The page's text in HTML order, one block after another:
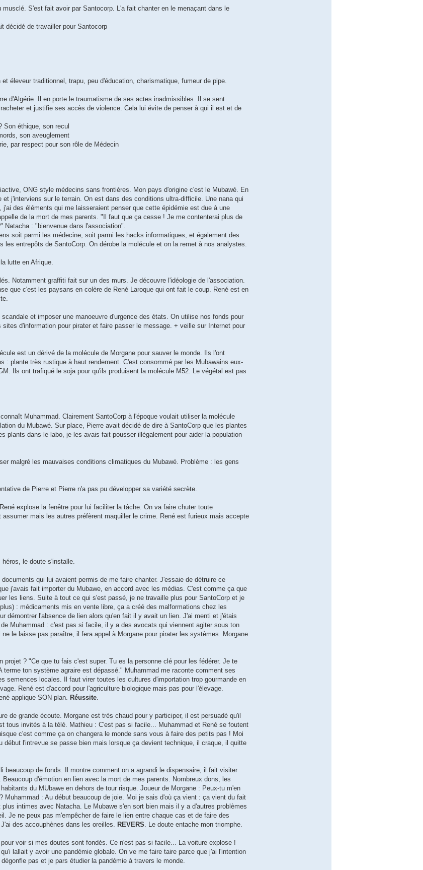
S'est fait avoir par Santocorp. L'a fait chanter en le menaçant dans le
décidé de travailler pour Santocorp
éleveur traditionnel, trapu, peu d'éducation, charismatique, fumeur de pipe.
d'Algérie. Il en porte le traumatisme de ses actes inadmissibles. Il se sent
et justifie ses accès de violence. Cela lui évite de penser à qui il est et de
Son éthique, son recul
son aveuglement
par respect pour son rôle de Médecin
ONG style médecins sans frontières. Mon pays d'origine c'est le Mubawé. En
j'interviens sur le terrain. On est dans des conditions ultra-difficile. Une nana qui
des éléments qui me laisseraient penser que cette épidémie est due à une
de la mort de mes parents. "Il faut que ça cesse ! Je me contenterai plus de
Natacha : "bienvenue dans l'association".
soit parmi les médecine, soit parmi les hacks informatiques, et également des
les entrepôts de SantoCorp. On dérobe la molécule et on la remet à nos analystes.
lutte en Afrique.
Notamment graffiti fait sur un des murs. Je découvre l'idéologie de l'association.
que c'est les paysans en colère de René Laroque qui ont fait le coup. René est en
et imposer une manoeuvre d'urgence des états. On utilise nos fonds pour
d'information pour pirater et faire passer le message. + veille sur Internet pour
est un dérivé de la molécule de Morgane pour sauver le monde. Ils l'ont
: plante très rustique à haut rendement. C'est consommé par les Mubawains eux-
Ils ont trafiqué le soja pour qu'ils produisent la molécule M52. Le végétal est pas
Muhammad. Clairement SantoCorp à l'époque voulait utiliser la molécule
du Mubawé. Sur place, Pierre avait décidé de dire à SantoCorp que les plantes
plants dans le labo, je les avais fait pousser illégalement pour aider la population
malgré les mauvaises conditions climatiques du Mubawé. Problème : les gens
de Pierre et Pierre n'a pas pu développer sa variété secrète.
explose la fenêtre pour lui faciliter la tâche. On va faire chuter toute
mais les autres préfèrent maquiller le crime. René est furieux mais accepte
le doute s'installe.
qui lui avaient permis de me faire chanter. J'essaie de détruire ce
j'avais fait importer du Mubawe, en accord avec les médias. C'est comme ça que
les liens. Suite à tout ce qui s'est passé, je ne travaille plus pour SantoCorp et je
: médicaments mis en vente libre, ça a créé des malformations chez les
démontrer l'absence de lien alors qu'en fait il y avait un lien. J'ai menti et j'étais
Muhammad : c'est pas si facile, il y a des avocats qui viennent agiter sous ton
le laisse pas paraître, il fera appel à Morgane pour pirater les systèmes. Morgane
? "Ce que tu fais c'est super. Tu es la personne clé pour les fédérer. Je te
terme ton système agraire est dépassé." Muhammad me raconte comment ses
semences locales. Il faut virer toutes les cultures d'importation trop gourmande en
René est d'accord pour l'agriculture biologique mais pas pour l'élevage.
applique SON plan. Réussite.
de grande écoute. Morgane est très chaud pour y participer, il est persuadé qu'il
tous invités à la télé. Mathieu : C'est pas si facile... Muhammad et René se foutent
c'est comme ça on changera le monde sans vous à faire des petits pas ! Moi
l'intrevue se passe bien mais lorsque ça devient technique, il craque, il quitte
beaucoup de fonds. Il montre comment on a agrandi le dispensaire, il fait visiter
d'émotion en lien avec la mort de mes parents. Nombreux dons, les
du MUbawe en dehors de tour risque. Joueur de Morgane : Peux-tu m'en
: Au début beaucoup de joie. Moi je sais d'où ça vient : ça vient du fait
intimes avec Natacha. Le Mubawe s'en sort bien mais il y a d'autres problèmes
Je ne peux pas m'empêcher de faire le lien entre chaque cas et de faire des
des accouphènes dans les oreilles. REVERS. Le doute entache mon triomphe.
voir si mes doutes sont fondés. Ce n'est pas si facile... La voiture explose !
lallait y avoir une pandémie globale. On ve me faire taire parce que j'ai l'intention
pas et je pars étudier la pandémie à travers le monde.